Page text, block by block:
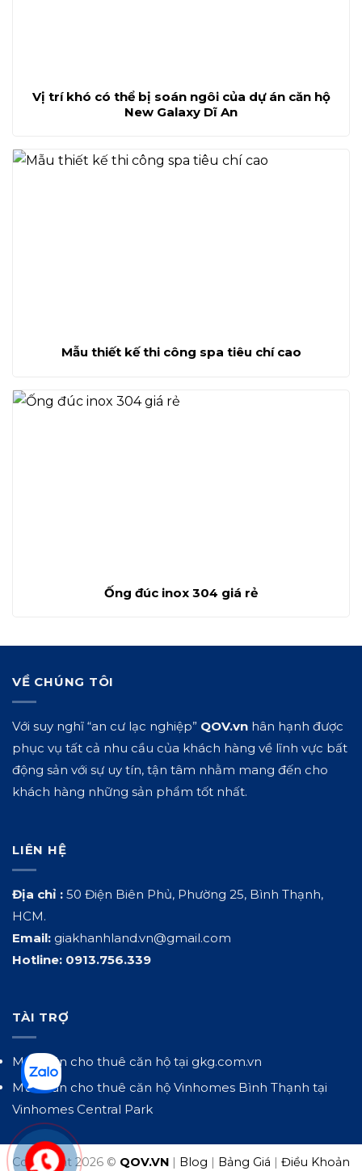
Vị trí khó có thể bị soán ngôi của dự án căn hộ
New Galaxy Dĩ An
Mẫu thiết kế thi công spa tiêu chí cao
Ống đúc inox 304 giá rẻ
VỀ CHÚNG TÔI
Với suy nghĩ “an cư lạc nghiệp” QOV.vn hân hạnh được
phục vụ tất cả nhu cầu của khách hàng về lĩnh vực bất
động sản với sự uy tín, tận tâm nhằm mang đến cho
khách hàng những sản phẩm tốt nhất.
LIÊN HỆ
Địa chỉ : 50 Điện Biên Phủ, Phường 25, Bình Thạnh,
HCM.
Email: giakhanhland.vn@gmail.com
Hotline: 0913.756.339
TÀI TRỢ
Mua bán cho thuê căn hộ tại gkg.com.vn
Mua bán cho thuê căn hộ Vinhomes Bình Thạnh tại
Vinhomes Central Park
Copyright 2026 © QOV.VN | Blog | Bảng Giá | Điều Khoản